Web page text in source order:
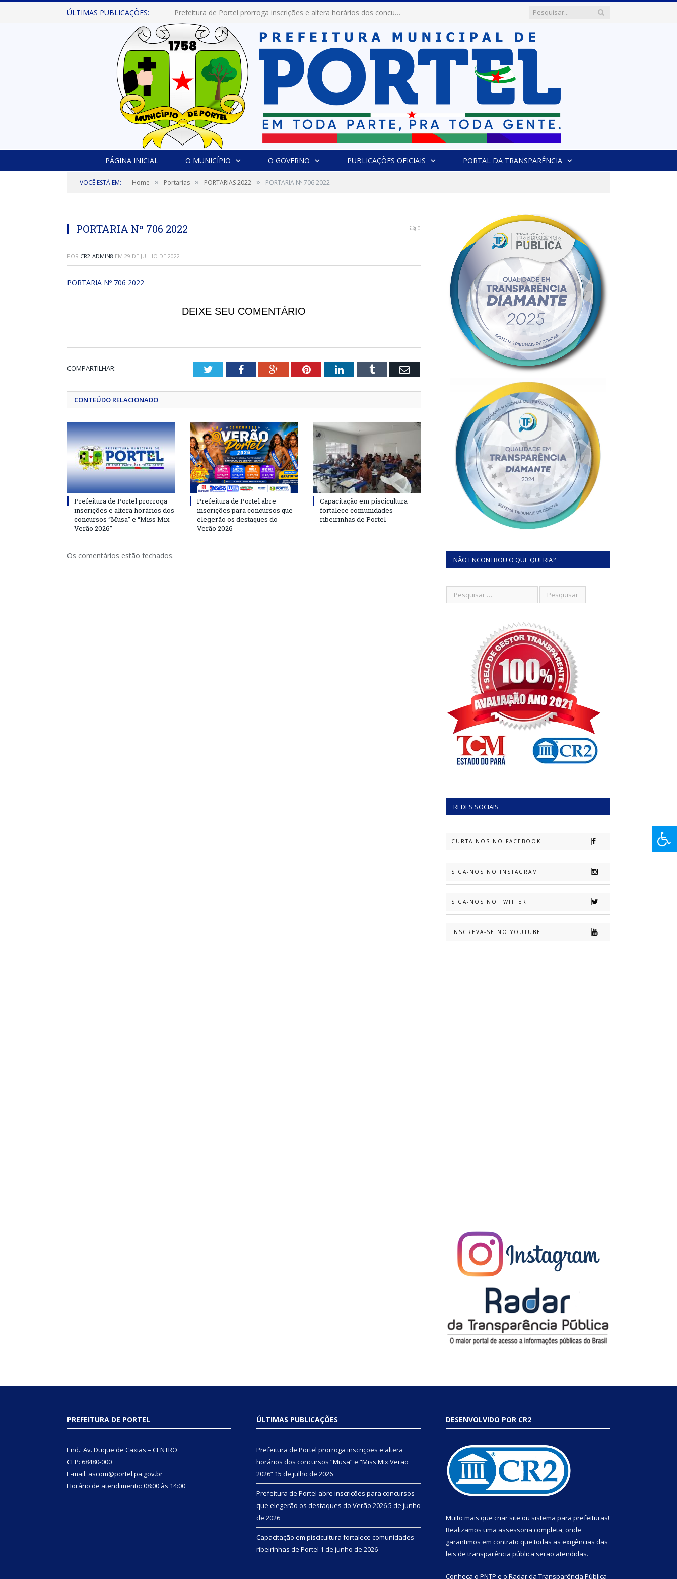
ÚLTIMAS PUBLICAÇÕES: Prefeitura de Portel abre inscrições para concursos que elegerão os destaques do Verão 2026
PÁGINA INICIAL O MUNICÍPIO O GOVERNO PUBLICAÇÕES OFICIAIS PORTAL DA TRANSPARÊNCIA
VOCÊ ESTÁ EM: Home » Portarias » PORTARIAS 2022 » PORTARIA Nº 706 2022
PORTARIA Nº 706 2022 0
POR CR2-ADMIN8 EM 29 DE JULHO DE 2022
PORTARIA Nº 706 2022
DEIXE SEU COMENTÁRIO
COMPARTILHAR: TwitterFacebookGoogle+PinterestLinkedInTumblr Email
CONTEÚDO RELACIONADO
Prefeitura de Portel prorroga
inscrições e altera horários dos
concursos “Musa” e “Miss Mix
Verão 2026”
Prefeitura de Portel abre
inscrições para concursos que
elegerão os destaques do
Verão 2026
Capacitação em piscicultura
fortalece comunidades
ribeirinhas de Portel
Os comentários estão fechados. NÃO ENCONTROU O QUE QUERIA?
REDES SOCIAIS
CURTA-NOS NO FACEBOOK
SIGA-NOS NO INSTAGRAM
SIGA-NOS NO TWITTER
INSCREVA-SE NO YOUTUBE
PREFEITURA DE PORTEL
End.: Av. Duque de Caxias – CENTRO
CEP: 68480-000
E-mail: ascom@portel.pa.gov.br
Horário de atendimento: 08:00 às 14:00
ÚLTIMAS PUBLICAÇÕES
Prefeitura de Portel prorroga inscrições e altera
horários dos concursos “Musa” e “Miss Mix Verão
2026” 15 de julho de 2026
Prefeitura de Portel abre inscrições para concursos
que elegerão os destaques do Verão 20265 de junho
de 2026
Capacitação em piscicultura fortalece comunidades
ribeirinhas de Portel 1 de junho de 2026
DESENVOLVIDO POR CR2
Muito mais que criar site ou sistema para prefeituras!
Realizamos uma assessoria completa, onde
garantimos em contrato que todas as exigências das
leis de transparência pública serão atendidas.
Conheça o PNTP e o Radar da Transparência Pública